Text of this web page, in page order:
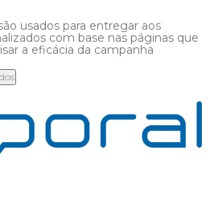
usados para entregar aos
com base nas páginas que
a eficácia da campanha